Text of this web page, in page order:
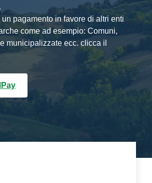
pagamento in favore di altri enti
come ad esempio: Comuni,
municipalizzate ecc. clicca il